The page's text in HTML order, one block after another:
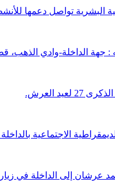
البشرية تواصل دعمها
: جهة الداخلة-وادي
العرش.
الاجتماعية
عرشان إلى الداخلة في